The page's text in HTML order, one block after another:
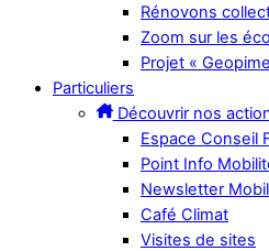
Rénovons
Zoom sur les
Projet «
Particuliers
Découvrir nos
Espace Conseil
Point Info
Newsletter
Café Climat
Visites de sites